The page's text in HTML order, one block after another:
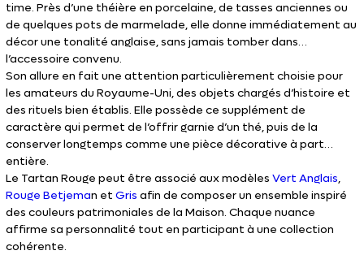
time. Près d’une théière en porcelaine, de tasses anciennes ou
de quelques pots de marmelade, elle donne immédiatement au
décor une tonalité anglaise, sans jamais tomber dans
l’accessoire convenu.
Son allure en fait une attention particulièrement choisie pour
les amateurs du Royaume-Uni, des objets chargés d’histoire et
des rituels bien établis. Elle possède ce supplément de
caractère qui permet de l’offrir garnie d’un thé, puis de la
conserver longtemps comme une pièce décorative à part
entière.
Le Tartan Rouge peut être associé aux modèles Vert Anglais,
Rouge Betjeman et Gris afin de composer un ensemble inspiré
des couleurs patrimoniales de la Maison. Chaque nuance
affirme sa personnalité tout en participant à une collection
cohérente.